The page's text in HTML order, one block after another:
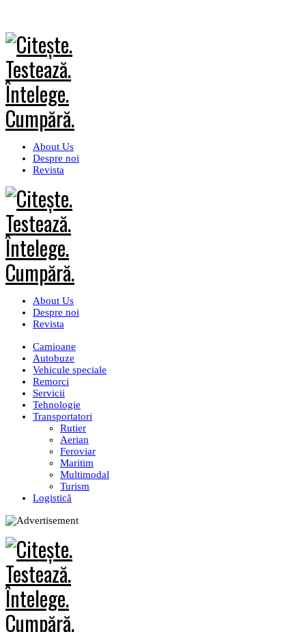
About Us
Despre noi
Revista
About Us
Despre noi
Revista
Camioane
Autobuze
Vehicule speciale
Remorci
Servicii
Tehnologie
Transportatori
Rutier
Aerian
Feroviar
Maritim
Multimodal
Turism
Logistică